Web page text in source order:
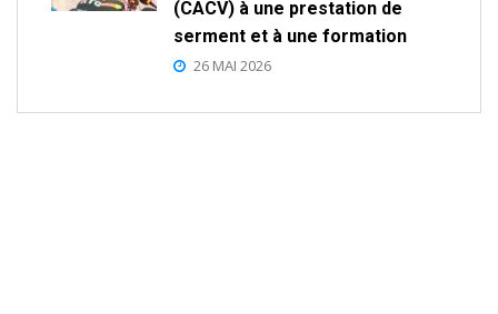
(CACV) à une prestation de
serment et à une formation
26 MAI 2026